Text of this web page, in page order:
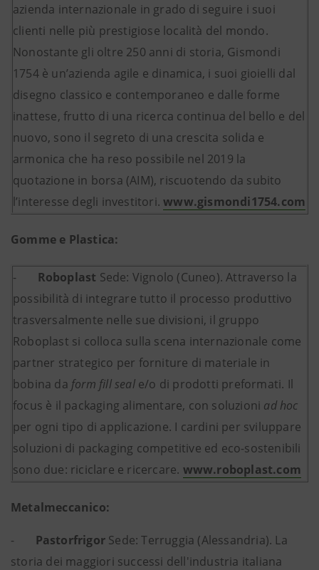
azienda internazionale in grado di seguire i suoi
clienti nelle più prestigiose località del mondo.
Nonostante gli oltre 250 anni di storia, Gismondi
1754 è un’azienda agile e dinamica, i suoi gioielli dal
disegno classico e contemporaneo e dalle forme
inattese, frutto di una ricerca continua del bello e del
nuovo, sono il segreto di una crescita solida e
armonica che ha reso possibile nel 2019 la
quotazione in borsa (AIM), riscuotendo da subito
l’interesse degli investitori.www.gismondi1754.com
Gomme e Plastica:
- Roboplast Sede: Vignolo (Cuneo). Attraverso la
possibilità di integrare tutto il processo produttivo
trasversalmente nelle sue divisioni, il gruppo
Roboplast si colloca sulla scena internazionale come
partner strategico per forniture di materiale in
bobina da form fill seale/o di prodotti preformati. Il
focus è il packaging alimentare, con soluzioni ad hoc
per ogni tipo di applicazione. I cardini per sviluppare
soluzioni di packaging competitive ed eco-sostenibili
sono due: riciclare e ricercare. www.roboplast.com
Metalmeccanico:
- Pastorfrigor Sede: Terruggia (Alessandria). La
storia dei maggiori successi dell'industria italiana